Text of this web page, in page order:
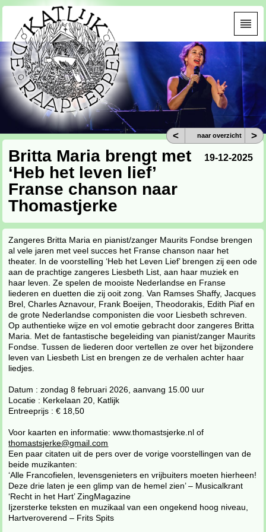
19-12-2025
Britta Maria brengt met
‘Heb het leven lief’
Franse chanson naar
Thomastjerke
Zangeres Britta Maria en pianist/zanger Maurits Fondse brengen
al vele jaren met veel succes het Franse chanson naar het
theater. In de voorstelling ‘Heb het Leven Lief’ brengen zij een ode
aan de prachtige zangeres Liesbeth List, aan haar muziek en
haar leven. Ze spelen de mooiste Nederlandse en Franse
liederen en duetten die zij ooit zong. Van Ramses Shaffy, Jacques
Brel, Charles Aznavour, Frank Boeijen, Theodorakis, Edith Piaf en
de grote Nederlandse componisten die voor Liesbeth schreven.
Op authentieke wijze en vol emotie gebracht door zangeres Britta
Maria. Met de fantastische begeleiding van pianist/zanger Maurits
Fondse. Tussen de liederen door vertellen ze over het bijzondere
leven van Liesbeth List en brengen ze de verhalen achter haar
liedjes.
Datum : zondag 8 februari 2026, aanvang 15.00 uur
Locatie : Kerkelaan 20, Katlijk
Entreeprijs : € 18,50
Voor kaarten en informatie: www.thomastsjerke.nl of
thomastsjerke@gmail.com
Een paar citaten uit de pers over de vorige voorstellingen van de
beide muzikanten:
‘Alle Francofielen, levensgenieters en vrijbuiters moeten hierheen!
Deze drie laten je een glimp van de hemel zien’ – Musicalkrant
‘Recht in het Hart’ ZingMagazine
Ijzersterke teksten en muzikaal van een ongekend hoog niveau,
Hartveroverend – Frits Spits
< naar overzicht >